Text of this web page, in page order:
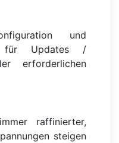
und
für Updates /
erforderlichen
raffinierter,
steigen